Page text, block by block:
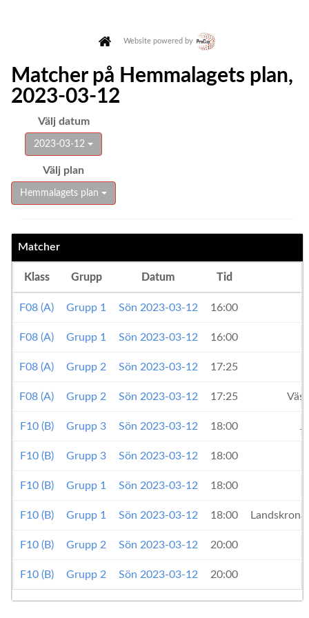
Website powered by
Matcher på Hemmalagets plan,
2023-03-12
Välj datum
2023-03-12
Välj plan
Hemmalagets plan
Matcher
Klass Grupp Datum Tid
F08 (A) Grupp 1 Sön 2023-03-12 16:00
F08 (A) Grupp 1 Sön 2023-03-12 16:00
F08 (A) Grupp 2 Sön 2023-03-12 17:25
F08 (A) Grupp 2 Sön 2023-03-12 17:25
F10 (B) Grupp 3 Sön 2023-03-12 18:00
F10 (B) Grupp 3 Sön 2023-03-12 18:00
F10 (B) Grupp 1 Sön 2023-03-12 18:00
F10 (B) Grupp 1 Sön 2023-03-12 18:00
F10 (B) Grupp 2 Sön 2023-03-12 20:00
F10 (B) Grupp 2 Sön 2023-03-12 20:00